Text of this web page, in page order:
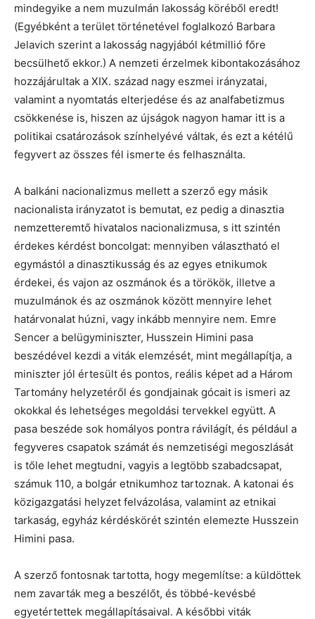
mindegyike a nem muzulmán lakosság köréből eredt!
(Egyébként a terület történetével foglalkozó Barbara
Jelavich szerint a lakosság nagyjából kétmillió főre
becsülhető ekkor.) A nemzeti érzelmek kibontakozásához
hozzájárultak a XIX. század nagy eszmei irányzatai,
valamint a nyomtatás elterjedése és az analfabetizmus
csökkenése is, hiszen az újságok nagyon hamar itt is a
politikai csatározások színhelyévé váltak, és ezt a kétélű
fegyvert az összes fél ismerte és felhasználta.
A balkáni nacionalizmus mellett a szerző egy másik
nacionalista irányzatot is bemutat, ez pedig a dinasztia
nemzetteremtő hivatalos nacionalizmusa, s itt szintén
érdekes kérdést boncolgat: mennyiben választható el
egymástól a dinasztikusság és az egyes etnikumok
érdekei, és vajon az oszmánok és a törökök, illetve a
muzulmánok és az oszmánok között mennyire lehet
határvonalat húzni, vagy inkább mennyire nem. Emre
Sencer a belügyminiszter, Husszein Himini pasa
beszédével kezdi a viták elemzését, mint megállapítja, a
miniszter jól értesült és pontos, reális képet ad a Három
Tartomány helyzetéről és gondjainak gócait is ismeri az
okokkal és lehetséges megoldási tervekkel együtt. A
pasa beszéde sok homályos pontra rávilágít, és például a
fegyveres csapatok számát és nemzetiségi megoszlását
is tőle lehet megtudni, vagyis a legtöbb szabadcsapat,
számuk 110, a bolgár etni­kumhoz tartoznak. A katonai és
közigazgatási helyzet felvázolása, valamint az etnikai
tarkaság, egyház kérdéskörét szintén elemezte Husszein
Himini pasa.
A szerző fontosnak tartotta, hogy megemlítse: a küldöttek
nem zavarták meg a beszélőt, és többé-kevésbé
egyetértettek megállapításaival. A későbbi viták